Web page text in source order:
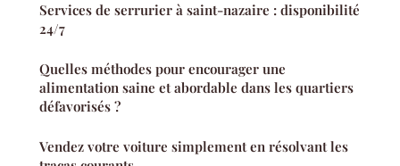
Services de serrurier à saint-nazaire : disponibilité
24/7
Quelles méthodes pour encourager une
alimentation saine et abordable dans les quartiers
défavorisés ?
Vendez votre voiture simplement en résolvant les